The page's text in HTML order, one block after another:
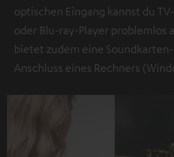
optischen Eingang kannst du
oder Blu-ray-Player problemlos
bietet zudem eine
Anschluss eines Rechners